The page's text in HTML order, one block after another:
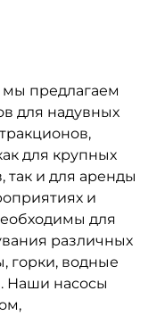
предлагаем
для надувных
для крупных
так и для аренды
и
для
различных
горки, водные
Наши насосы